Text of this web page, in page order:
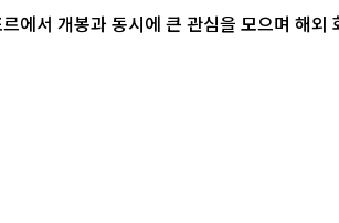
큰 관심을 모으며 해외 화교 사회의 공감을 이끌어